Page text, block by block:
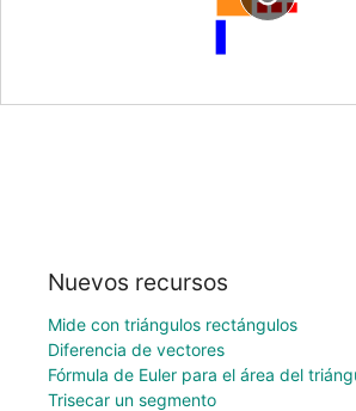
Nuevos recursos
Mide con triángulos rectángulos
Diferencia de vectores
Fórmula de Euler para el área del
Trisecar un segmento